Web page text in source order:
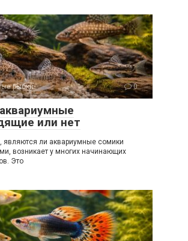
рыбки 0
или нет
являются ли аквариумные сомики
возникает у многих начинающих
Это